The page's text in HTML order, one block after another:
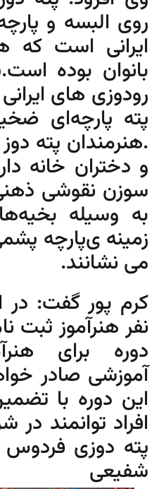
روی البسه و
ایرانی است که
بانوان بوده
رودوزی‌ های
پته پارچه‌ای
.هنرمندان پته دوز
و دختران خانه
سوزن نقوشی
به وسیله
زمینه ی‌پارچه
می نشانند.
نفر هنرآموز ثبت
دوره برای
آموزشی صادر
این دوره با
افراد توانمند
پته دوزی فردوس